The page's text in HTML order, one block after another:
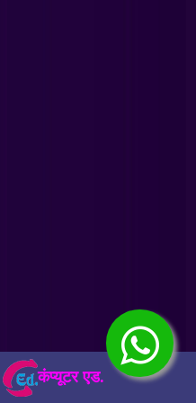
कंप्यूटर एड.